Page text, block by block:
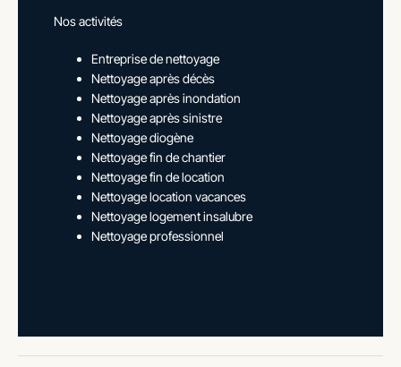
Nos activités
Entreprise de nettoyage
Nettoyage après décès
Nettoyage après inondation
Nettoyage après sinistre
Nettoyage diogène
Nettoyage fin de chantier
Nettoyage fin de location
Nettoyage location vacances
Nettoyage logement insalubre
Nettoyage professionnel